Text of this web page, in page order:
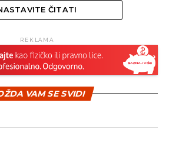
uvijek odnosi na bezbjednost
zbog koga se korisnici
na izmeštanje osjetljivih
firme. Plaše se da će podaci van
ili namerno postati dostupni
od krađe ili neovlašćenog
bitna stavka za korisnika,
ČITATI
REKLAMA
VAM SE SVIDI